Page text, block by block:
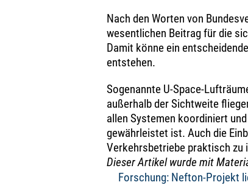
Nach den Worten von
wesentlichen Beitrag für die
Damit könne ein
entstehen.
Sogenannte U-Space-
außerhalb der Sichtweite
allen Systemen koordiniert
gewährleistet ist. Auch die
Verkehrsbetriebe praktisch zu
Dieser Artikel wurde mit
Forschung: Nefton-Projekt